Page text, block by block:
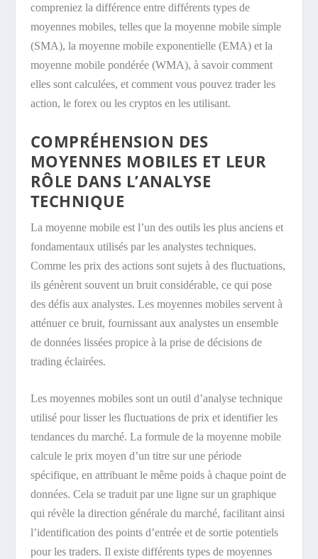
compreniez la différence entre différents types de
moyennes mobiles, telles que la moyenne mobile simple
(SMA), la moyenne mobile exponentielle (EMA) et la
moyenne mobile pondérée (WMA), à savoir comment
elles sont calculées, et comment vous pouvez trader les
action, le forex ou les cryptos en les utilisant.
COMPRÉHENSION DES
MOYENNES MOBILES ET LEUR
RÔLE DANS L’ANALYSE
TECHNIQUE
La moyenne mobile est l’un des outils les plus anciens et
fondamentaux utilisés par les analystes techniques.
Comme les prix des actions sont sujets à des fluctuations,
ils génèrent souvent un bruit considérable, ce qui pose
des défis aux analystes. Les moyennes mobiles servent à
atténuer ce bruit, fournissant aux analystes un ensemble
de données lissées propice à la prise de décisions de
trading éclairées.
Les moyennes mobiles sont un outil d’analyse technique
utilisé pour lisser les fluctuations de prix et identifier les
tendances du marché. La formule de la moyenne mobile
calcule le prix moyen d’un titre sur une période
spécifique, en attribuant le même poids à chaque point de
données. Cela se traduit par une ligne sur un graphique
qui révèle la direction générale du marché, facilitant ainsi
l’identification des points d’entrée et de sortie potentiels
pour les traders. Il existe différents types de moyennes